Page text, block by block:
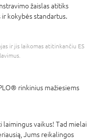
žaislas atitiks
ir kokybės standartus.
ir jis laikomas atitinkančiu ES
rinkinius mažiesiems
laimingus vaikus! Tad mielai
Jums reikalingos